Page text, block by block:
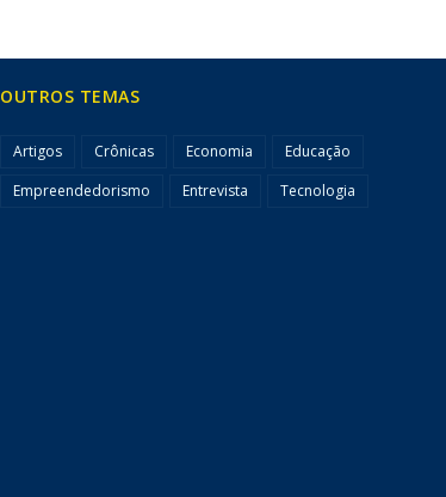
OUTROS TEMAS
Artigos Crônicas Economia
Educação
Empreendedorismo
Entrevista Tecnologia